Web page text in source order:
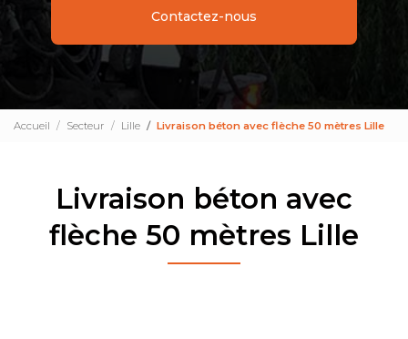
Contactez-nous
Accueil Secteur Lille Livraison béton avec flèche 50 mètres Lille
Livraison béton avec
flèche 50 mètres Lille